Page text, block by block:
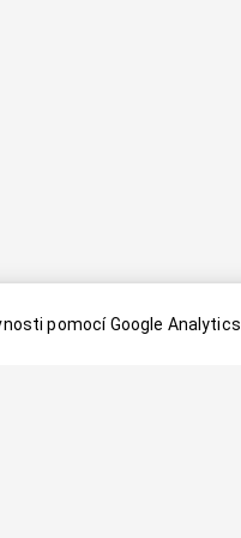
pomocí Google Analytics.